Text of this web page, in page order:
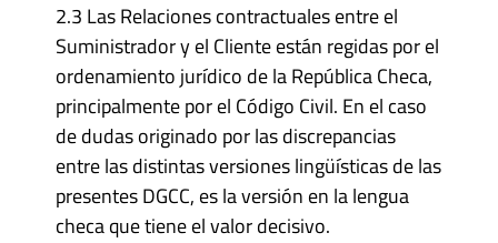
2.3 Las Relaciones contractuales entre el
Suministrador y el Cliente están regidas por el
ordenamiento jurídico de la República Checa,
principalmente por el Código Civil. En el caso
de dudas originado por las discrepancias
entre las distintas versiones lingüísticas de las
presentes DGCC, es la versión en la lengua
checa que tiene el valor decisivo.